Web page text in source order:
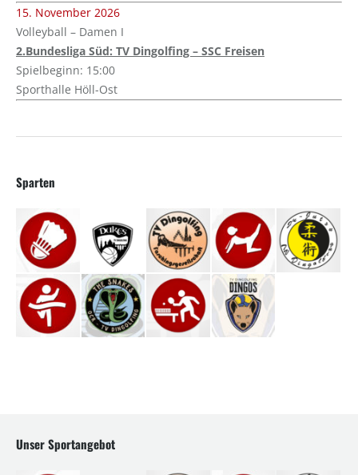
15. November 2026
Volleyball – Damen I
2.Bundesliga Süd: TV Dingolfing – SSC Freisen
Spielbeginn: 15:00
Sporthalle Höll-Ost
Sparten
Unser Sportangebot